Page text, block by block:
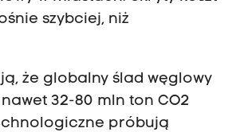
szybciej, niż
że globalny ślad węglowy
32-80 mln ton CO₂
próbują